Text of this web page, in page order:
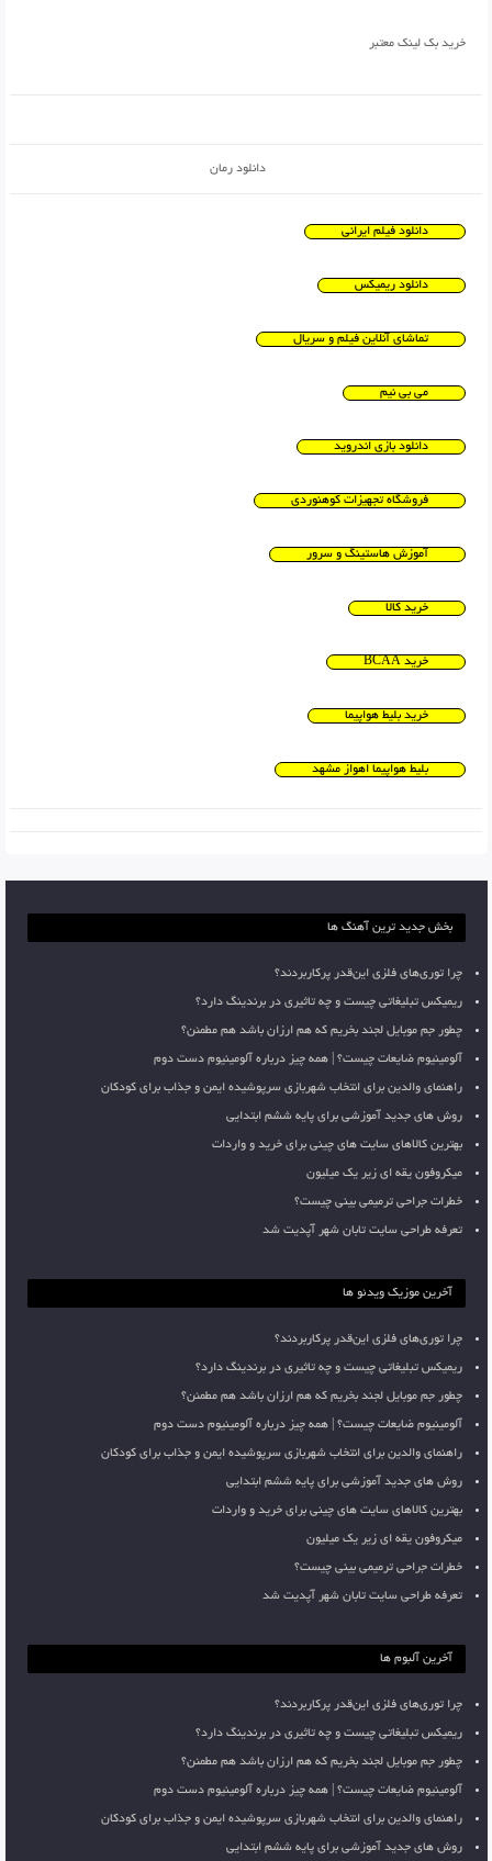
خرید بک لینک معتبر
دانلود رمان
دانلود فیلم ایرانی
دانلود ریمیکس
تماشای آنلاین فیلم و سریال
می بی نیم
دانلود بازی اندروید
فروشگاه تجهیزات کوهنوردی
آموزش هاستینگ و سرور
خرید کالا
خرید BCAA
خرید بلیط هواپیما
بلیط هواپیما اهواز مشهد
بخش جدید ترین آهنگ ها
چرا توری‌های فلزی این‌قدر پرکاربردند؟
ریمیکس تبلیغاتی چیست و چه تاثیری در برندینگ دارد؟
چطور جم موبایل لجند بخریم که هم ارزان باشد هم مطمئن؟
آلومینیوم ضایعات چیست؟ | همه چیز درباره آلومینیوم دست دوم
راهنمای والدین برای انتخاب شهربازی سرپوشیده ایمن و جذاب برای کودکان
روش های جدید آموزشی برای پایه ششم ابتدایی
بهترین کالاهای سایت های چینی برای خرید و واردات
میکروفون یقه ای زیر یک میلیون
خطرات جراحی ترمیمی بینی چیست؟
تعرفه طراحی سایت تابان شهر آپدیت شد
آخرین موزیک ویدئو ها
چرا توری‌های فلزی این‌قدر پرکاربردند؟
ریمیکس تبلیغاتی چیست و چه تاثیری در برندینگ دارد؟
چطور جم موبایل لجند بخریم که هم ارزان باشد هم مطمئن؟
آلومینیوم ضایعات چیست؟ | همه چیز درباره آلومینیوم دست دوم
راهنمای والدین برای انتخاب شهربازی سرپوشیده ایمن و جذاب برای کودکان
روش های جدید آموزشی برای پایه ششم ابتدایی
بهترین کالاهای سایت های چینی برای خرید و واردات
میکروفون یقه ای زیر یک میلیون
خطرات جراحی ترمیمی بینی چیست؟
تعرفه طراحی سایت تابان شهر آپدیت شد
آخرین آلبوم ها
چرا توری‌های فلزی این‌قدر پرکاربردند؟
ریمیکس تبلیغاتی چیست و چه تاثیری در برندینگ دارد؟
چطور جم موبایل لجند بخریم که هم ارزان باشد هم مطمئن؟
آلومینیوم ضایعات چیست؟ | همه چیز درباره آلومینیوم دست دوم
راهنمای والدین برای انتخاب شهربازی سرپوشیده ایمن و جذاب برای کودکان
روش های جدید آموزشی برای پایه ششم ابتدایی